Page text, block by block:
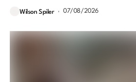
Wilson Spiler 07/08/2026